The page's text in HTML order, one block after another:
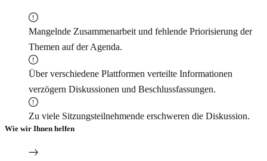
Mangelnde Zusammenarbeit und fehlende Priorisierung der
Themen auf der Agenda.
Über verschiedene Plattformen verteilte Informationen
verzögern Diskussionen und Beschlussfassungen.
Zu viele Sitzungsteilnehmende erschweren die Diskussion.
Wie wir Ihnen helfen